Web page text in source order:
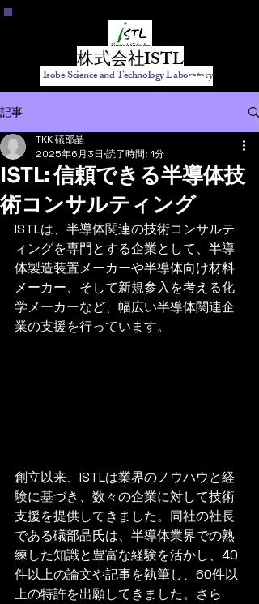
株式会社ISTL
Isobe Science and Technology Laboratory
記事
ISTL: 信頼できる半導体技
術コンサルティング
TKK 礒部晶
2025年6月3日 読了時間: 1分
ISTLは、半導体関連の技術コンサルテ
ィングを専門とする企業として、半導
体製造装置メーカーや半導体向け材料
メーカー、そして新規参入を考える化
学メーカーなど、幅広い半導体関連企
業の支援を行っています。
創立以来、ISTLは業界のノウハウと経
験に基づき、数々の企業に対して技術
支援を提供してきました。同社の社長
である礒部晶氏は、半導体業界での熟
練した知識と豊富な経験を活かし、40
件以上の論文や記事を執筆し、60件以
上の特許を出願してきました。さら